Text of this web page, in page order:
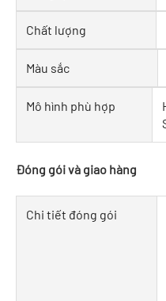
Chất lượng
Màu sắc
Mô hình phù hợp
Đóng gói và giao hàng
Chi tiết đóng gói